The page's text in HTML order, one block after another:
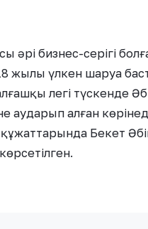
әрі бизнес-серігі
жылы үлкен шаруа
легі түскенде
аударып алған
Бекет